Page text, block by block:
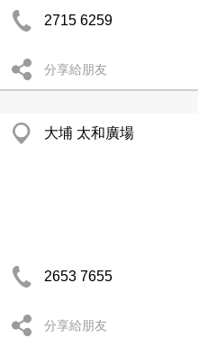
2715 6259
分享給朋友
大埔 太和廣場
2653 7655
分享給朋友